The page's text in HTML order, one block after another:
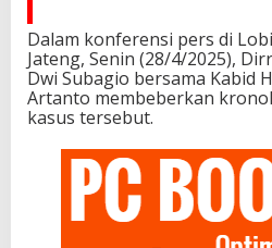
Dalam konferensi pers di
Jateng, Senin (28/4/2025),
Dwi Subagio bersama Kabid
Artanto membeberkan
kasus tersebut.